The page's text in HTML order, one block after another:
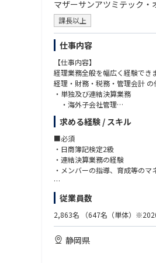
マザーサンアツミテック
課長以上
仕事内容
【仕事内容】
経理業務全般を幅広く経験でき
経理・財務・税務・管理会計
・単独及び連結決算業務
・海外子会社管理
・原価管理
・国内外の資金管理
・税務申告、BEPS対応
・事業計画管理、予算管理、
【魅力】
７か国に拠点を展開しており、
求める経験 / スキル
■必須
・日商簿記検定2級
・連結決算業務の経験
・メンバーの指導、育成等のマ
■歓迎
・英語でコミュニケーションが
・海外拠点を有する製造業で経
・ERPの導入経験がある方
従業員数
2,863名 （647名（単体）
静岡県